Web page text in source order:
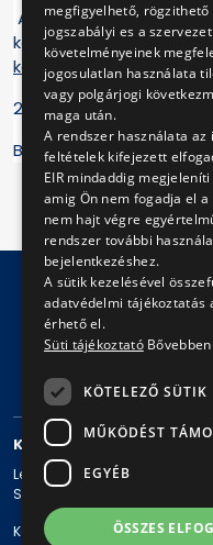
A Corvin-negyed
koncepcióját
kattintvatekinthető
2022.05.06.
BKV Zrt.
Adatvédelmi politika és
KAPCSOLAT
Levelezési cím: 1980 Budapest,
Székhely: 1980 Budapest,
Központi telefonszám: + 36 1
megfigyelhető, rögzithető
jogszabályi es a
követelményeinek
jogosulatlan használata
vagy polgárjogi
maga után.
A rendszer használata
feltételek kifejezett
EIR mindaddig
amig Ön nem fogadja el
nem hajt végre
rendszer további
bejelentkezéshez.
A sütik kezelésével
adatvédelmi tájékoztatás
érhető el.
Süti tájékoztató Bővebben
KÖTELEZŐ SÜTIK
MŰKÖDÉST
EGYÉB
ÖSSZES